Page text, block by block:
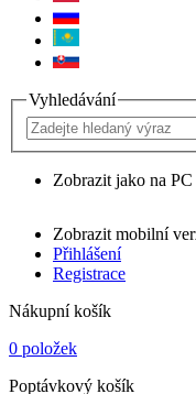
Vyhledávání
Zobrazit jako na PC
Zobrazit mobilní
Přihlášení
Registrace
Nákupní košík
0 položek
Poptávkový košík